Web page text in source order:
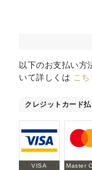
以下のお支払い方
いて詳しくは こち
クレジットカード
VISA Master